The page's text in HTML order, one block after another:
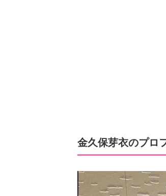
金久保芽衣のプロ